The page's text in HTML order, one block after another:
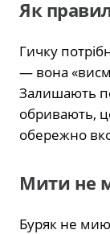
Як
Гичку
— вона
Залишають
обривають,
обережно
Мити не
Буряк не